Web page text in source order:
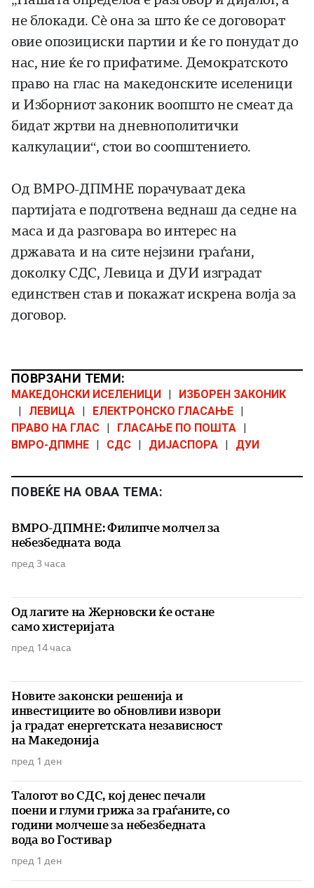
не блокади. Сè она за што ќе се договорат
овие опозициски партии и ќе го понудат до
нас, ние ќе го прифатиме. Демократското
право на глас на македонските иселеници
и Изборниот законик воопшто не смеат да
бидат жртви на дневнополитички
калкулации“, стои во соопштението.
Од ВМРО-ДПМНЕ порачуваат дека
партијата е подготвена веднаш да седне на
маса и да разговара во интерес на
државата и на сите нејзини граѓани,
доколку СДС, Левица и ДУИ изградат
единствен став и покажат искрена волја за
договор.
ПОВРЗАНИ ТЕМИ:
МАКЕДОНСКИ ИСЕЛЕНИЦИ
ИЗБОРЕН ЗАКОНИК
ЛЕВИЦА ЕЛЕКТРОНСКО ГЛАСАЊЕ
ПРАВО НА ГЛАС
ГЛАСАЊЕ ПО ПОШТА
ВМРО-ДПМНЕ
СДС ДИЈАСПОРА ДУИ
ПОВЕЌЕ НА ОВАА ТЕМА:
ВМРО-ДПМНЕ: Филипче молчел за
небезбедната вода
пред 3 часа
Од лагите на Жерновски ќе остане
само хистеријата
пред 14 часа
Новите законски решенија и
инвестициите во обновливи извори
ја градат енергетската независност
на Македонија
пред 1 ден
Талогот во СДС, кој денес печали
поени и глуми грижа за граѓаните, со
години молчеше за небезбедната
вода во Гостивар
пред 1 ден